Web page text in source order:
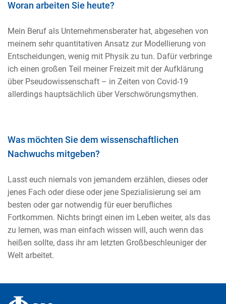
Woran arbeiten Sie heute?
Mein Beruf als Unternehmensberater hat, abgesehen von
meinem sehr quantitativen Ansatz zur Modellierung von
Entscheidungen, wenig mit Physik zu tun. Dafür verbringe
ich einen großen Teil meiner Freizeit mit der Aufklärung
über Pseudowissenschaft – in Zeiten von Covid-19
allerdings hauptsächlich über Verschwörungsmythen.
Was möchten Sie dem wissenschaftlichen
Nachwuchs mitgeben?
Lasst euch niemals von jemandem erzählen, dieses oder
jenes Fach oder diese oder jene Spezialisierung sei am
besten oder gar notwendig für euer berufliches
Fortkommen. Nichts bringt einen im Leben weiter, als das
zu lernen, was man einfach wissen will, auch wenn das
heißen sollte, dass ihr am letzten Großbeschleuniger der
Welt arbeitet.